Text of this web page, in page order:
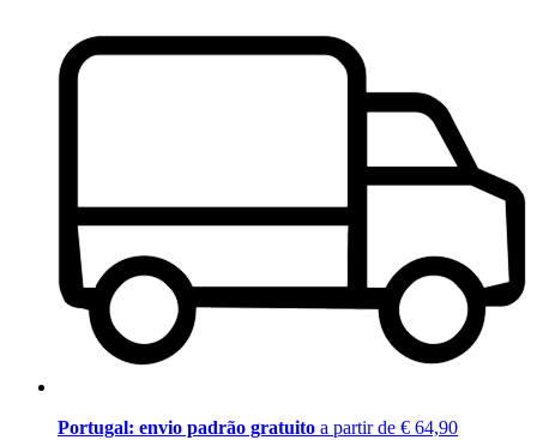
Portugal: envio padrão gratuito a partir de € 64,90